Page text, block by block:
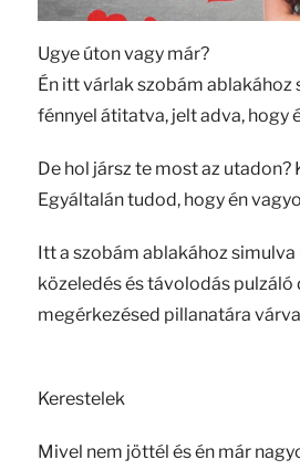
Ugye úton vagy már?
Én itt várlak szobám
fénnyel átitatva, jelt adva, hogy
De hol jársz te most az utadon?
Egyáltalán tudod, hogy én
Itt a szobám ablakához simulva
közeledés és távolodás pulzáló
megérkezésed pillanatára
Kerestelek
Mivel nem jöttél és én már